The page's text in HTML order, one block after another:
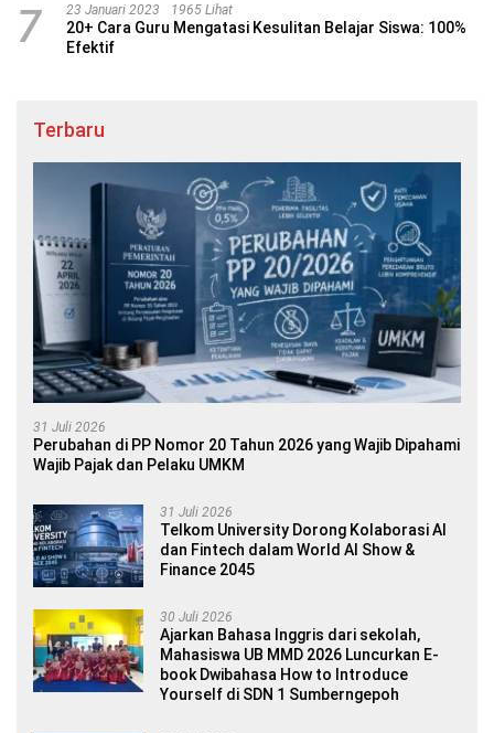
7 23 Januari 2023 1965 Lihat
20+ Cara Guru Mengatasi Kesulitan Belajar Siswa: 100%
Efektif
Terbaru
31 Juli 2026
Perubahan di PP Nomor 20 Tahun 2026 yang Wajib Dipahami
Wajib Pajak dan Pelaku UMKM
31 Juli 2026
Telkom University Dorong Kolaborasi AI
dan Fintech dalam World AI Show &
Finance 2045
30 Juli 2026
Ajarkan Bahasa Inggris dari sekolah,
Mahasiswa UB MMD 2026 Luncurkan E-
book Dwibahasa How to Introduce
Yourself di SDN 1 Sumberngepoh